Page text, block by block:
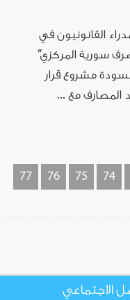
القانونيون في
سورية المركزي”
مشروع قرار
المصارف مع ...
74
75
76
77
الاجتماعي